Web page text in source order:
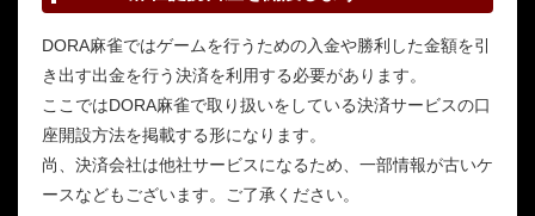
DORA麻雀ではゲームを行うための入金や勝利した金額を引
き出す出金を行う決済を利用する必要があります。
ここではDORA麻雀で取り扱いをしている決済サービスの口
座開設方法を掲載する形になります。
尚、決済会社は他社サービスになるため、一部情報が古いケ
ースなどもございます。ご了承ください。